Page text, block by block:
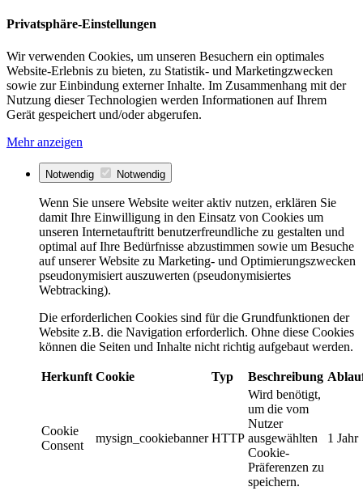
Privatsphäre-Einstellungen
Wir verwenden Cookies, um unseren Besuchern ein optimales
Website-Erlebnis zu bieten, zu Statistik- und Marketingzwecken
sowie zur Einbindung externer Inhalte. Im Zusammenhang mit der
Nutzung dieser Technologien werden Informationen auf Ihrem
Gerät gespeichert und/oder abgerufen.
Mehr anzeigen
Notwendig Notwendig
Wenn Sie unsere Website weiter aktiv nutzen, erklären Sie
damit Ihre Einwilligung in den Einsatz von Cookies um
unseren Internetauftritt benutzerfreundliche zu gestalten und
optimal auf Ihre Bedürfnisse abzustimmen sowie um Besuche
auf unserer Website zu Marketing- und Optimierungszwecken
pseudonymisiert auszuwerten (pseudonymisiertes
Webtracking).
Die erforderlichen Cookies sind für die Grundfunktionen der
Website z.B. die Navigation erforderlich. Ohne diese Cookies
können die Seiten und Inhalte nicht richtig aufgebaut werden.
Herkunft Cookie Typ Beschreibung
Cookie
Consent
mysign_cookiebanner HTTP
Wird benötigt,
um die vom
Nutzer
ausgewählten
Cookie-
Präferenzen zu
speichern.
1 Jahr